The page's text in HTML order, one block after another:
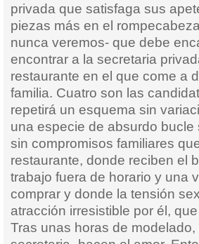
privada que satisfaga sus
piezas más en el
nunca veremos- que debe
encontrar a la secretaria
restaurante en el que come a
familia. Cuatro son las
repetirá un esquema sin
una especie de absurdo
sin compromisos familiares
restaurante, donde reciben el
trabajo fuera de horario y una
comprar y donde la tensión
atracción irresistible por él,
Tras unas horas de